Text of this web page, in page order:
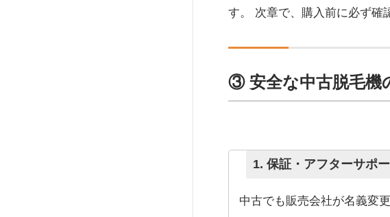
す。 次章で、購入前に必ず確
③ 安全な中古脱毛機
1. 保証・アフターサポ
中古でも販売会社が名義変